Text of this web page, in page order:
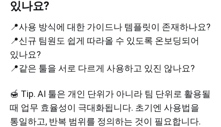
있나요?
📍사용 방식에 대한 가이드나 템플릿이 존재하나요?
📍신규 팀원도 쉽게 따라올 수 있도록 온보딩되어
있나요?
📍같은 툴을 서로 다르게 사용하고 있진 않나요?
🍯 Tip. AI 툴은 개인 단위가 아니라 팀 단위로 활용될
때 업무 효율성이 극대화됩니다. 초기엔 사용법을
통일하고, 반복 범위를 정의하는 것이 필요합니다.